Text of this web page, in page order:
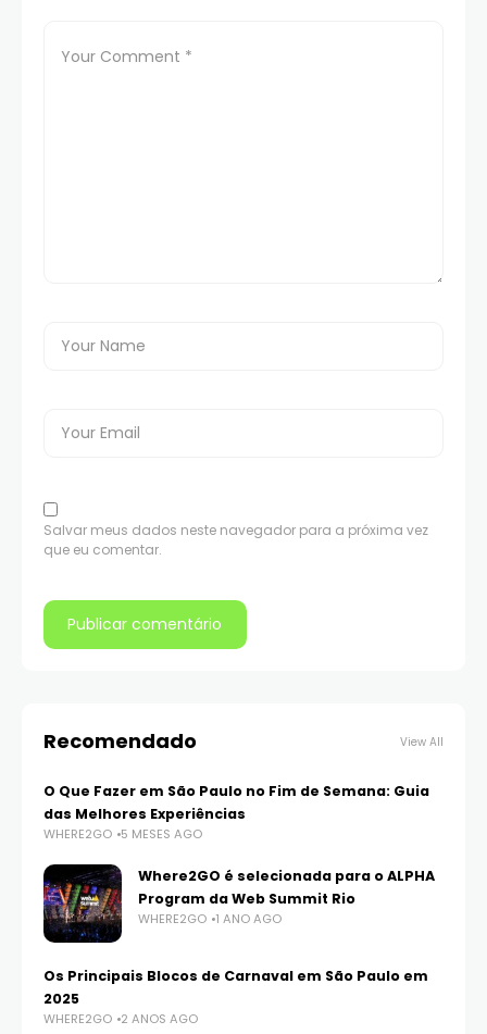
Salvar meus dados neste navegador para a próxima vez
que eu comentar.
Recomendado View All
O Que Fazer em São Paulo no Fim de Semana: Guia
das Melhores Experiências
WHERE2GO 5 MESES AGO
Where2GO é selecionada para o ALPHA
Program da Web Summit Rio
WHERE2GO 1 ANO AGO
Os Principais Blocos de Carnaval em São Paulo em
2025
WHERE2GO 2 ANOS AGO